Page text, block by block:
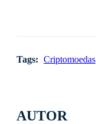
AUTOR
Tags: Criptomoedas